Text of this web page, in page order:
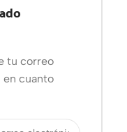
tu correo
en cuanto